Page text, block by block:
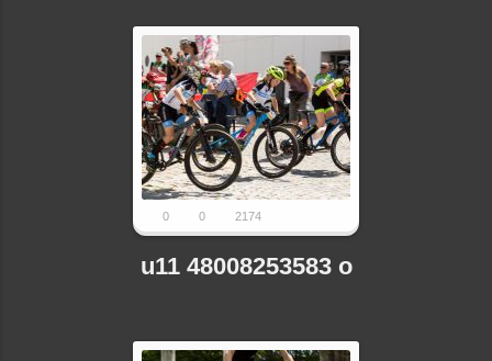
0 0 2174
u11 48008253583 o